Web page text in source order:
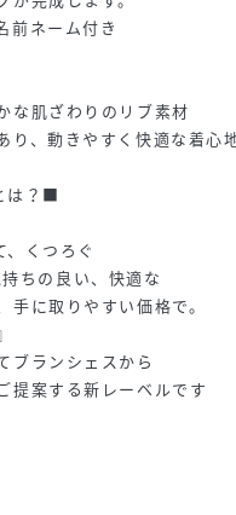
前ネーム付き
な肌ざわりのリブ素材
り、動きやすく快適な着心
は？■
くつろぐ
の良い、快適な
手に取りやすい価格で。
ブランシェスから
提案する新レーベルです